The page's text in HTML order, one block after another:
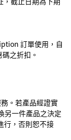
訂單使用，自
之折扣。
。若產品經證實
另一件產品之決定
行，否則恕不接